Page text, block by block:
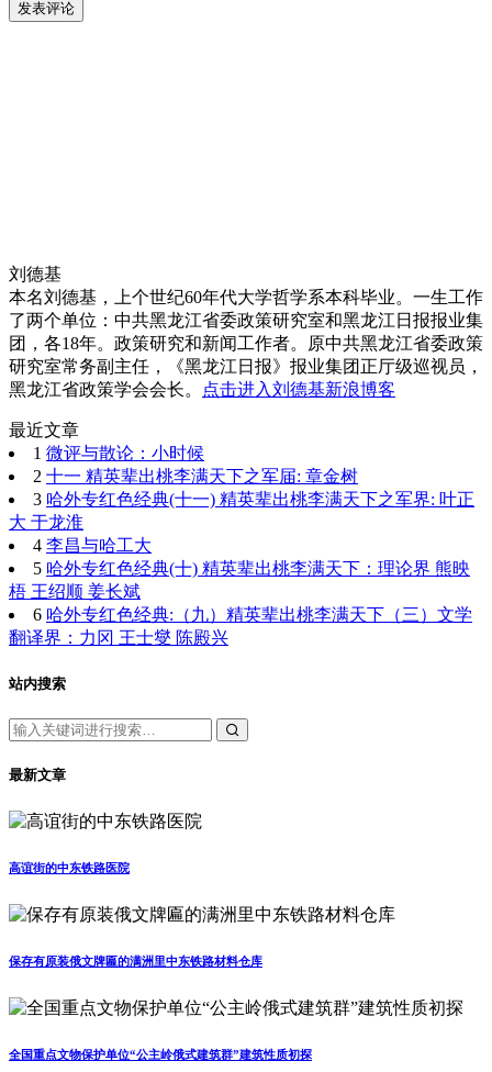
刘德基
本名刘德基，上个世纪60年代大学哲学系本科毕业。一生工作
了两个单位：中共黑龙江省委政策研究室和黑龙江日报报业集
团，各18年。政策研究和新闻工作者。原中共黑龙江省委政策
研究室常务副主任，《黑龙江日报》报业集团正厅级巡视员，
黑龙江省政策学会会长。
点击进入刘德基新浪博客
最近文章
1 微评与散论：小时候
2 十一 精英辈出桃李满天下之军届: 章金树
3 哈外专红色经典(十一) 精英辈出桃李满天下之军界: 叶正
大 于龙淮
4 李昌与哈工大
5 哈外专红色经典(十) 精英辈出桃李满天下：理论界 熊映
梧 王绍顺 姜长斌
6 哈外专红色经典:（九）精英辈出桃李满天下（三）文学
翻译界：力冈 王士燮 陈殿兴
站内搜索
最新文章
高谊街的中东铁路医院
保存有原装俄文牌匾的满洲里中东铁路材料仓库
全国重点文物保护单位“公主岭俄式建筑群”建筑性质初探